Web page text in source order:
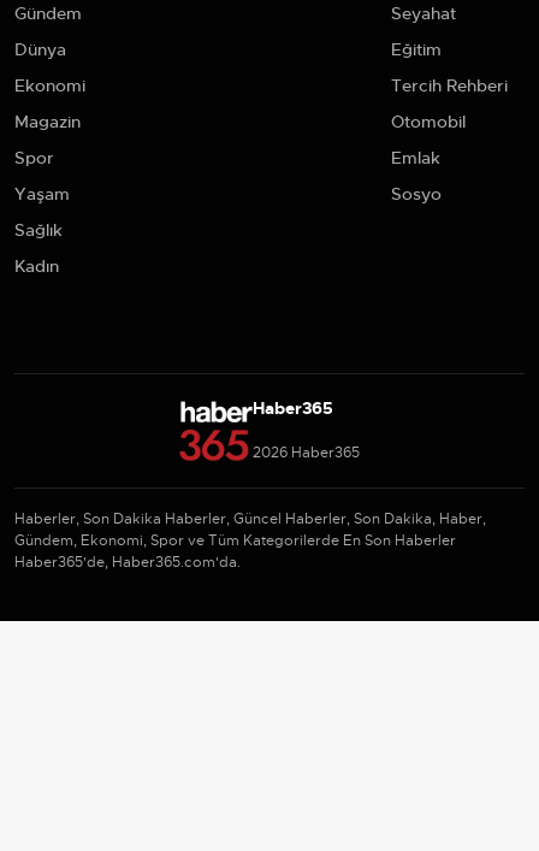
Gündem
Dünya
Ekonomi
Magazin
Spor
Yaşam
Sağlık
Kadın
Seyahat
Eğitim
Tercih Rehberi
Otomobil
Emlak
Sosyo
Haber365
2026 Haber365
Haberler, Son Dakika Haberler, Güncel Haberler, Son Dakika, Haber,
Gündem, Ekonomi, Spor ve Tüm Kategorilerde En Son Haberler
Haber365'de, Haber365.com'da.